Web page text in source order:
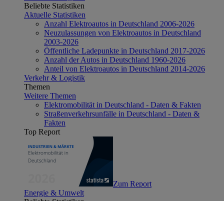
Beliebte Statistiken
Aktuelle Statistiken
Anzahl Elektroautos in Deutschland 2006-2026
Neuzulassungen von Elektroautos in Deutschland
2003-2026
Öffentliche Ladepunkte in Deutschland 2017-2026
Anzahl der Autos in Deutschland 1960-2026
Anteil von Elektroautos in Deutschland 2014-2026
Verkehr & Logistik
Themen
Weitere Themen
Elektromobilität in Deutschland - Daten & Fakten
Straßenverkehrsunfälle in Deutschland - Daten &
Fakten
Top Report
Zum Report
Energie & Umwelt